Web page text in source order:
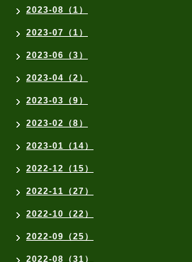
2023-08（1）
2023-07（1）
2023-06（3）
2023-04（2）
2023-03（9）
2023-02（8）
2023-01（14）
2022-12（15）
2022-11（27）
2022-10（22）
2022-09（25）
2022-08（31）